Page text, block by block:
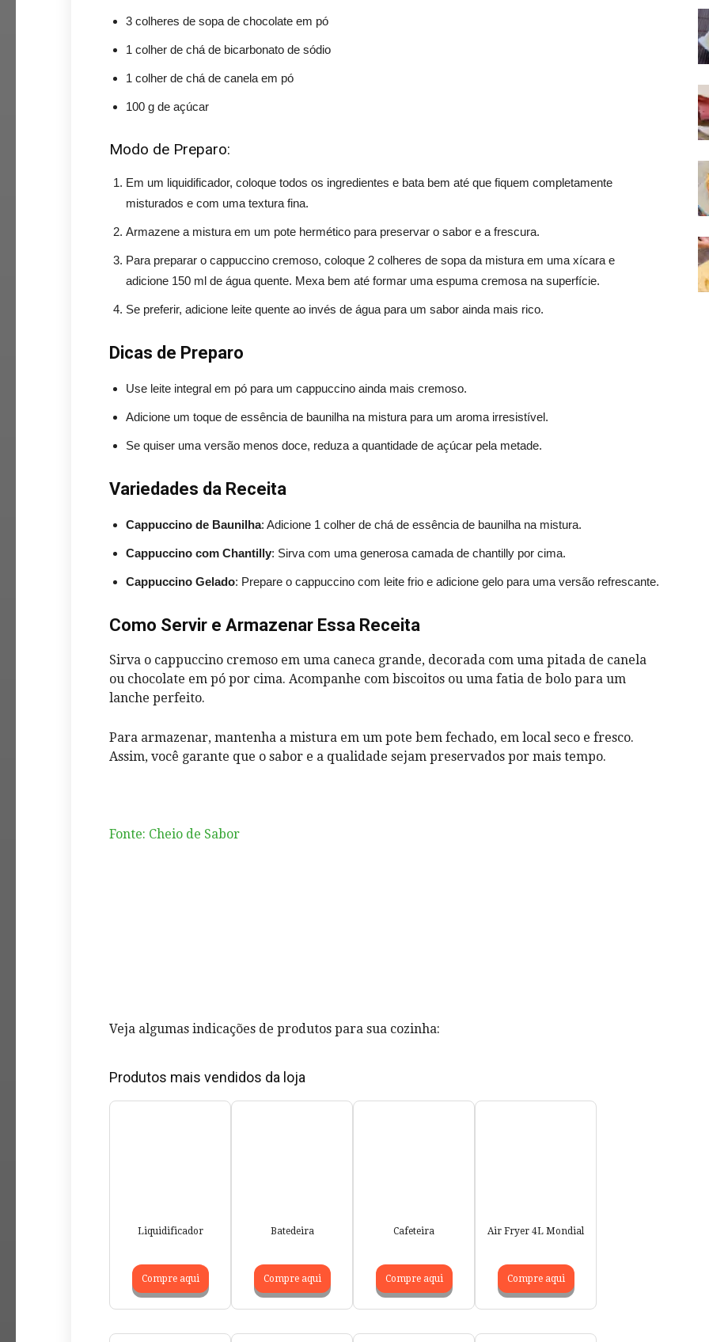
3 colheres de sopa de chocolate em pó
1 colher de chá de bicarbonato de sódio
1 colher de chá de canela em pó
100 g de açúcar
Modo de Preparo:
Em um liquidificador, coloque todos os ingredientes e bata bem até que fiquem completamente
misturados e com uma textura fina.
Armazene a mistura em um pote hermético para preservar o sabor e a frescura.
Para preparar o cappuccino cremoso, coloque 2 colheres de sopa da mistura em uma xícara e
adicione 150 ml de água quente. Mexa bem até formar uma espuma cremosa na superfície.
Se preferir, adicione leite quente ao invés de água para um sabor ainda mais rico.
Dicas de Preparo
Use leite integral em pó para um cappuccino ainda mais cremoso.
Adicione um toque de essência de baunilha na mistura para um aroma irresistível.
Se quiser uma versão menos doce, reduza a quantidade de açúcar pela metade.
Variedades da Receita
Cappuccino de Baunilha: Adicione 1 colher de chá de essência de baunilha na mistura.
Cappuccino com Chantilly: Sirva com uma generosa camada de chantilly por cima.
Cappuccino Gelado: Prepare o cappuccino com leite frio e adicione gelo para uma versão refrescante.
Como Servir e Armazenar Essa Receita
Sirva o cappuccino cremoso em uma caneca grande, decorada com uma pitada de canela
ou chocolate em pó por cima. Acompanhe com biscoitos ou uma fatia de bolo para um
lanche perfeito.
Para armazenar, mantenha a mistura em um pote bem fechado, em local seco e fresco.
Assim, você garante que o sabor e a qualidade sejam preservados por mais tempo.
Fonte: Cheio de Sabor
Veja algumas indicações de produtos para sua cozinha:
Produtos mais vendidos da loja
Liquidificador
Compre aqui
Batedeira
Compre aqui
Cafeteira
Compre aqui
Air Fryer 4L Mondial
Compre aqui